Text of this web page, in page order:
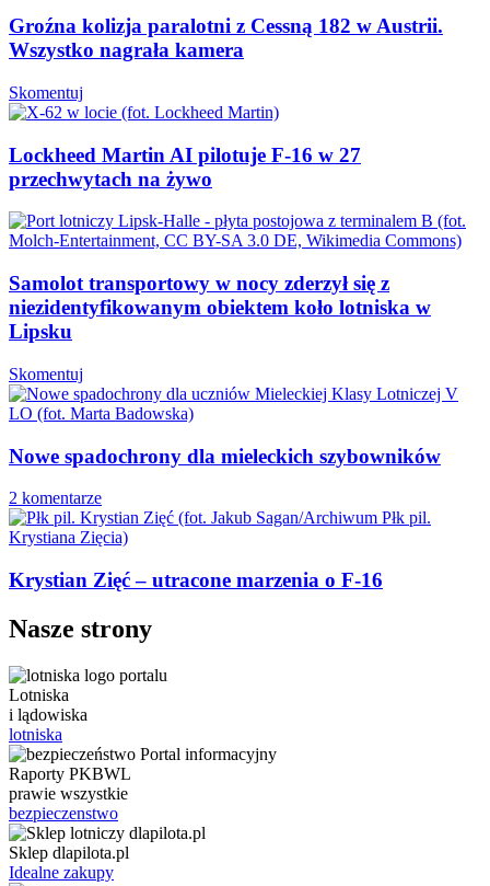
Groźna kolizja paralotni z Cessną 182 w Austrii.
Wszystko nagrała kamera
Skomentuj
Lockheed Martin AI pilotuje F-16 w 27
przechwytach na żywo
Samolot transportowy w nocy zderzył się z
niezidentyfikowanym obiektem koło lotniska w
Lipsku
Skomentuj
Nowe spadochrony dla mieleckich szybowników
2 komentarze
Krystian Zięć – utracone marzenia o F-16
Nasze strony
Lotniska
i lądowiska
lotniska
Raporty PKBWL
prawie wszystkie
bezpieczenstwo
Sklep dlapilota.pl
Idealne zakupy